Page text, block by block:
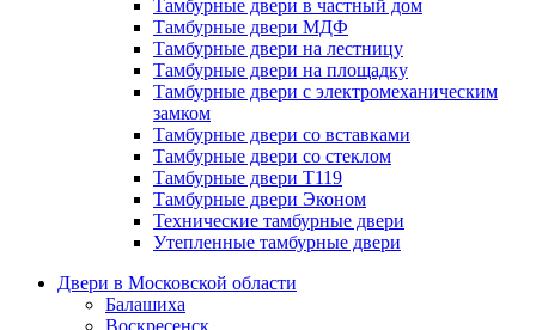
Тамбурные двери в частный дом
Тамбурные двери МДФ
Тамбурные двери на лестницу
Тамбурные двери на площадку
Тамбурные двери с электромеханическим
замком
Тамбурные двери со вставками
Тамбурные двери со стеклом
Тамбурные двери Т119
Тамбурные двери Эконом
Технические тамбурные двери
Утепленные тамбурные двери
Двери в Московской области
Балашиха
Воскресенск